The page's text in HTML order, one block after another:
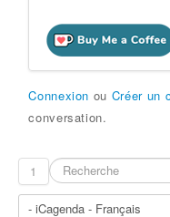
Connexion ou Créer un
conversation.
1